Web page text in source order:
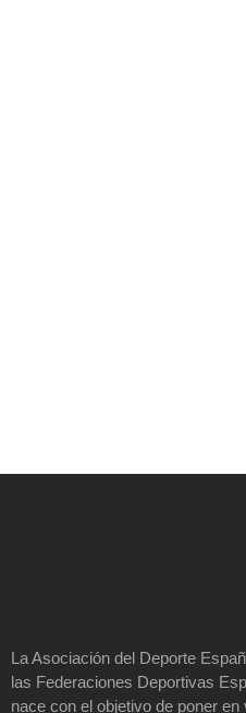
La Asociación del Deporte
las Federaciones Deportivas
nace con el objetivo de poner